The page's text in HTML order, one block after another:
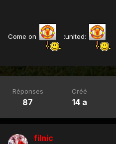
Come on :united:
Réponses
87
Créé
14 a
filnic